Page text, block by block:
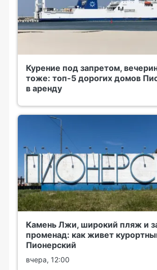
Курение под запретом,
тоже: топ-5 дорогих домов
в аренду
Камень Лжи, широкий пляж и
променад: как живет
Пионерский
вчера, 12:00